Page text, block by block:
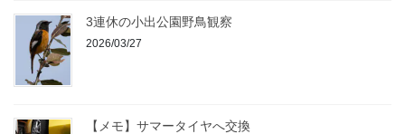
3連休の小出公園野鳥観察
2026/03/27
【メモ】サマータイヤへ交換